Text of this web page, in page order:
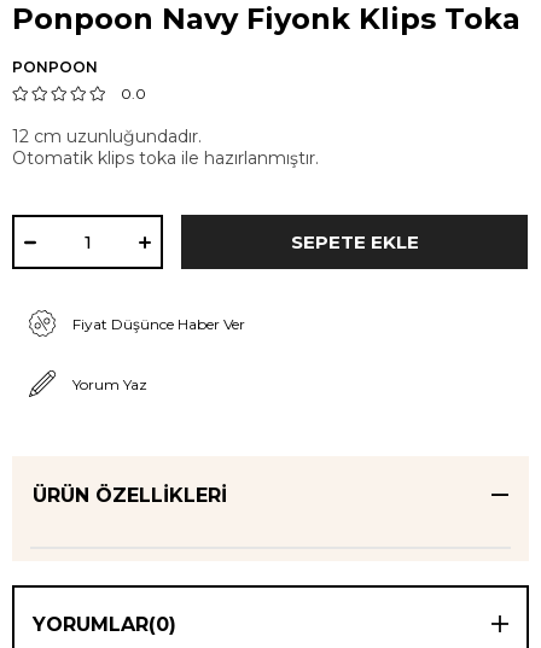
Ponpoon Navy Fiyonk Klips Toka
PONPOON
0.0
12 cm uzunluğundadır.
Otomatik klips toka ile hazırlanmıştır.
Fiyat Düşünce Haber Ver
Yorum Yaz
ÜRÜN ÖZELLIKLERI
YORUMLAR(0)